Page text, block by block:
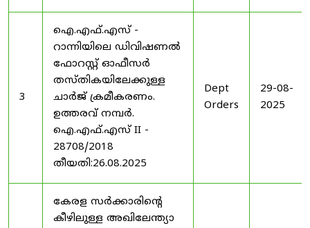
3
ഐ.എഫ്.എസ് -
റാന്നിയിലെ ഡിവിഷണൽ
ഫോറസ്റ്റ് ഓഫീസർ
തസ്തികയിലേക്കുള്ള
ചാർജ് ക്രമീകരണം.
ഉത്തരവ് നമ്പർ.
ഐ.എഫ്.എസ് II -
28708/2018
തീയതി:26.08.2025
Dept
Orders
29-08-
2025
കേരള സർക്കാരിന്റെ
കീഴിലുള്ള അഖിലേന്ത്യാ